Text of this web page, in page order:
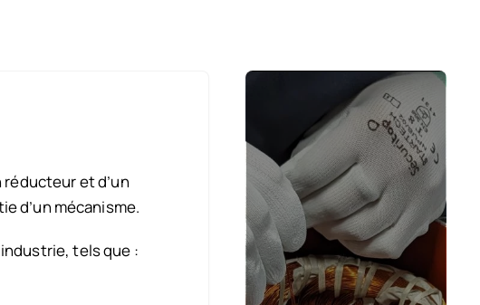
et d’un
d’un mécanisme.
tels que :